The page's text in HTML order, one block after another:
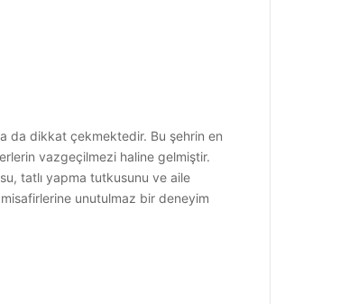
da dikkat çekmektedir. Bu şehrin en
vazgeçilmezi haline gelmiştir.
tatlı yapma tutkusunu ve aile
unutulmaz bir deneyim